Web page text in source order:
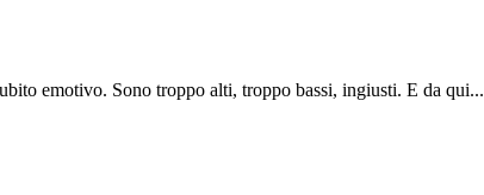
emotivo. Sono troppo alti, troppo bassi, ingiusti. E da qui...